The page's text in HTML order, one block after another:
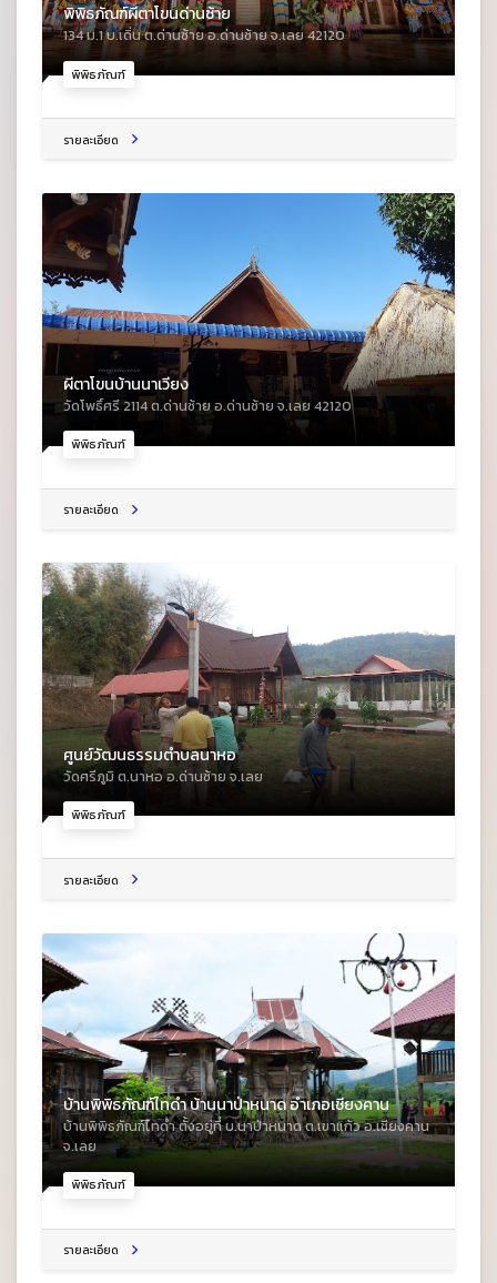
พิพิธภัณฑ์
พิพิธภัณฑ์ผีตาโขนด่านซ้าย
134 ม.1 บ.เดิ่น ต.ด่านซ้าย อ.ด่านซ้าย จ.เลย 42120
รายละเอียด
พิพิธภัณฑ์
ผีตาโขนบ้านนาเวียง
วัดโพธิ์ศรี 2114 ต.ด่านซ้าย อ.ด่านซ้าย จ.เลย 42120
รายละเอียด
พิพิธภัณฑ์
ศูนย์วัฒนธรรมตำบลนาหอ
วัดศรีภูมิ ต.นาหอ อ.ด่านซ้าย จ.เลย
รายละเอียด
พิพิธภัณฑ์
บ้านพิพิธภัณฑ์ไทดำ บ้านนาป่าหนาด อำเภอเชียงคาน
บ้านพิพิธภัณฑ์ไทดำ ตั้งอยู่ที่ บ.นาป่าหนาด ต.เขาแก้ว อ.เชียงคาน
จ.เลย
รายละเอียด